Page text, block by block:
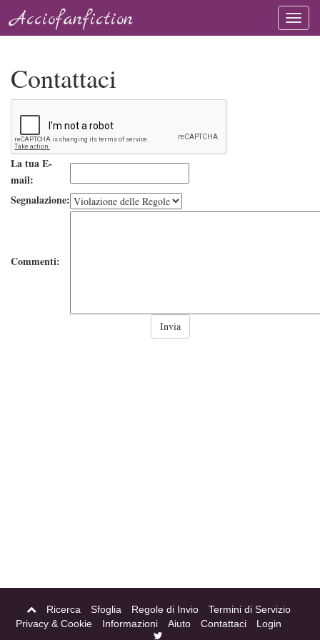
Acciofanfiction
Contattaci
La tua E-
mail:
Segnalazione:
Commenti:
Ricerca Sfoglia Regole di Invio
Termini di Servizio
Privacy & Cookie
Informazioni Aiuto Contattaci Login